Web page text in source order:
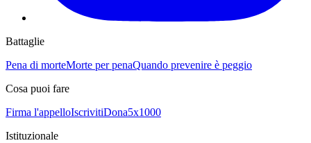
Battaglie
Pena di morteMorte per penaQuando prevenire è peggio
Cosa puoi fare
Firma l'appelloIscrivitiDona5x1000
Istituzionale